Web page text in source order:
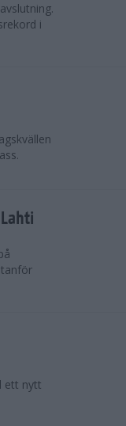
i
ett nytt